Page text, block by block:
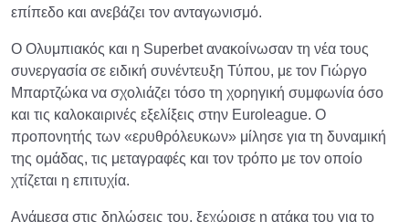
επίπεδο και ανεβάζει τον ανταγωνισμό.
Ο Ολυμπιακός και η Superbet ανακοίνωσαν τη νέα τους
συνεργασία σε ειδική συνέντευξη Τύπου, με τον Γιώργο
Μπαρτζώκα να σχολιάζει τόσο τη χορηγική συμφωνία όσο
και τις καλοκαιρινές εξελίξεις στην Euroleague. Ο
προπονητής των «ερυθρόλευκων» μίλησε για τη δυναμική
της ομάδας, τις μεταγραφές και τον τρόπο με τον οποίο
χτίζεται η επιτυχία.
Ανάμεσα στις δηλώσεις του, ξεχώρισε η ατάκα του για το